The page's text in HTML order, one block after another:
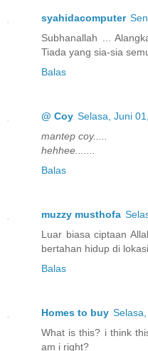
syahidacomputer
Subhanallah ...
Tiada yang sia-sia
Balas
@ Coy Selasa, Juni
mantep coy.....
hehhee.......
Balas
muzzy musthofa
Luar biasa ciptaan
bertahan hidup di
Balas
Homes to buy
What is this? i think
am i right?